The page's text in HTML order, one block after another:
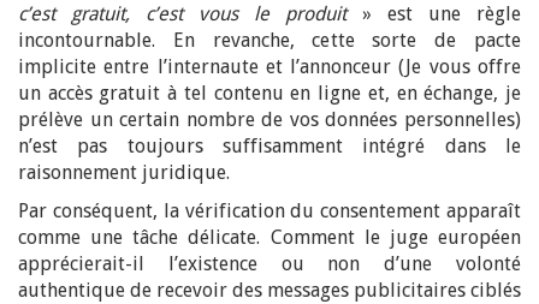
c’est gratuit, c’est vous le produit» est une règle
incontournable. En revanche, cette sorte de pacte
implicite entre l’internaute et l’annonceur (Je vous offre
un accès gratuit à tel contenu en ligne et, en échange, je
prélève un certain nombre de vos données personnelles)
n’est pas toujours suffisamment intégré dans le
raisonnement juridique.
Par conséquent, la vérification du consentement apparaît
comme une tâche délicate. Comment le juge européen
apprécierait-il l’existence ou non d’une volonté
authentique de recevoir des messages publicitaires ciblés